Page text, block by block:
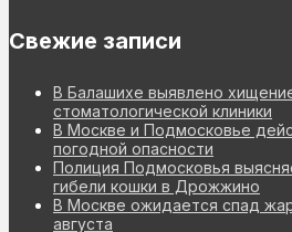
Свежие записи
В Балашихе выявлено
стоматологической клиники
В Москве и Подмосковье
погодной опасности
Полиция Подмосковья
гибели кошки в Дрожжино
В Москве ожидается спад
августа